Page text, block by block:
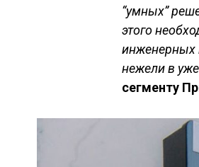
“умных”
этого
инженерных
нежели в
сегменту